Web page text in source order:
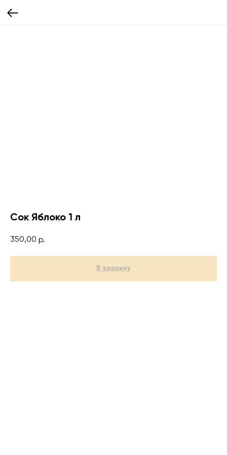
Сок Яблоко 1 л
350,00 р.
В корзину